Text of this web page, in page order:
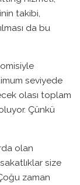
takibi,
da bu
seviyede
olası toplam
Çünkü
olan
size
zaman